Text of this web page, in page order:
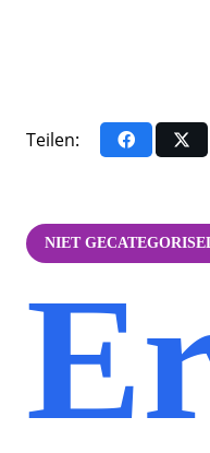
Teilen:
NIET